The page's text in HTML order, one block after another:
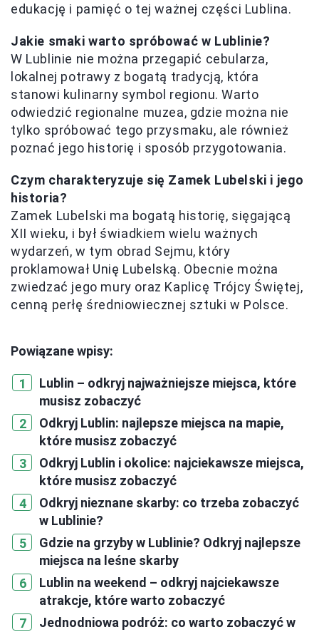
edukację i pamięć o tej ważnej części Lublina.
Jakie smaki warto spróbować w Lublinie?
W Lublinie nie można przegapić cebularza,
lokalnej potrawy z bogatą tradycją, która
stanowi kulinarny symbol regionu. Warto
odwiedzić regionalne muzea, gdzie można nie
tylko spróbować tego przysmaku, ale również
poznać jego historię i sposób przygotowania.
Czym charakteryzuje się Zamek Lubelski i jego
historia?
Zamek Lubelski ma bogatą historię, sięgającą
XII wieku, i był świadkiem wielu ważnych
wydarzeń, w tym obrad Sejmu, który
proklamował Unię Lubelską. Obecnie można
zwiedzać jego mury oraz Kaplicę Trójcy Świętej,
cenną perłę średniowiecznej sztuki w Polsce.
Powiązane wpisy:
Lublin – odkryj najważniejsze miejsca, które
musisz zobaczyć
Odkryj Lublin: najlepsze miejsca na mapie,
które musisz zobaczyć
Odkryj Lublin i okolice: najciekawsze miejsca,
które musisz zobaczyć
Odkryj nieznane skarby: co trzeba zobaczyć
w Lublinie?
Gdzie na grzyby w Lublinie? Odkryj najlepsze
miejsca na leśne skarby
Lublin na weekend – odkryj najciekawsze
atrakcje, które warto zobaczyć
Jednodniowa podróż: co warto zobaczyć w